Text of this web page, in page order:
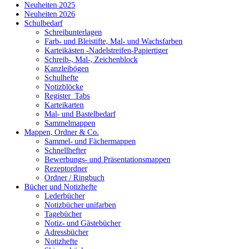
Neuheiten 2025
Neuheiten 2026
Schulbedarf
Schreibunterlagen
Farb- und Bleistifte, Mal- und Wachsfarben
Karteikästen -Nadelstreifen-Papiertiger
Schreib-, Mal-, Zeichenblock
Kanzleibögen
Schulhefte
Notizblöcke
Register_Tabs
Karteikarten
Mal- und Bastelbedarf
Sammelmappen
Mappen, Ordner & Co.
Sammel- und Fächermappen
Schnellhefter
Bewerbungs- und Präsentationsmappen
Rezeptordner
Ordner / Ringbuch
Bücher und Notizhefte
Lederbücher
Notizbücher unifarben
Tagebücher
Notiz- und Gästebücher
Adressbücher
Notizhefte